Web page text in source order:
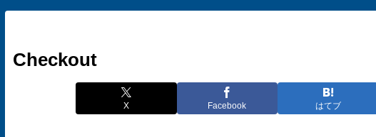
Checkout
X Facebook はてブ